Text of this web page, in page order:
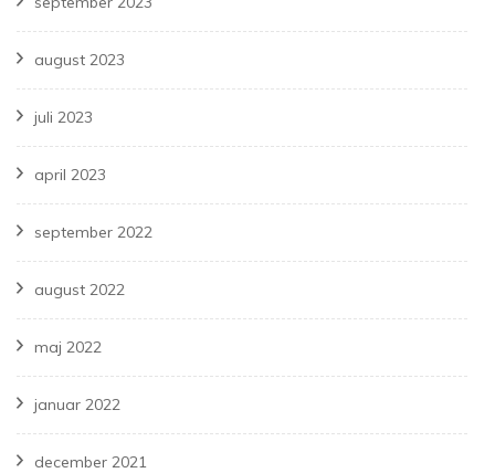
august 2023
juli 2023
april 2023
september 2022
august 2022
maj 2022
januar 2022
december 2021